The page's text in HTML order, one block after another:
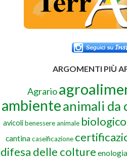
ARGOMENTI PIÙ
Agrario
ambienteanimali da
avicoli benessere animale biologico
cantina caseificazione
difesa delle colture enologia